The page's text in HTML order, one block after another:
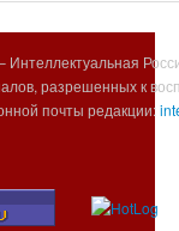
разрешенных к
почты редакции: